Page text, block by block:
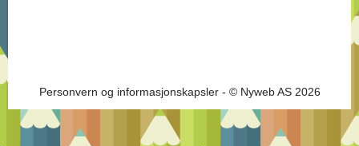
Personvern og informasjonskapsler- © Nyweb AS 2026